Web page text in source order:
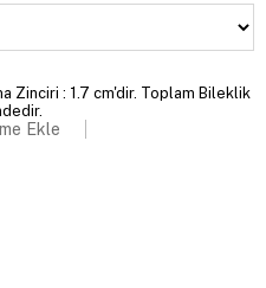
Zinciri : 1.7 cm'dir. Toplam Bileklik
Ekle